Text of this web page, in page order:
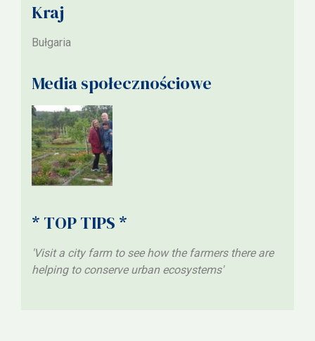
Kraj
Bułgaria
Media społecznościowe
* TOP TIPS *
'Visit a city farm to see how the farmers there are
helping to conserve urban ecosystems'